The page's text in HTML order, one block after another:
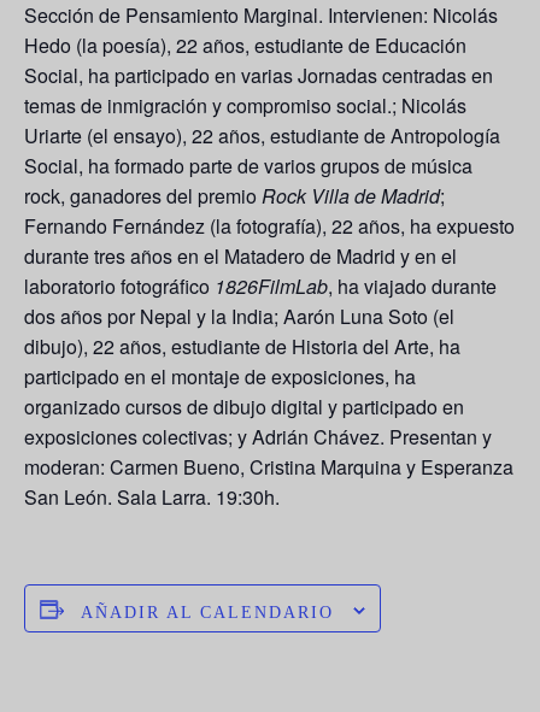
Sección de Pensamiento Marginal. Intervienen: Nicolás
Hedo (la poesía), 22 años, estudiante de Educación
Social, ha participado en varias Jornadas centradas en
temas de inmigración y compromiso social.; Nicolás
Uriarte (el ensayo), 22 años, estudiante de Antropología
Social, ha formado parte de varios grupos de música
rock, ganadores del premio Rock Villa de Madrid;
Fernando Fernández (la fotografía), 22 años, ha expuesto
durante tres años en el Matadero de Madrid y en el
laboratorio fotográfico 1826FilmLab, ha viajado durante
dos años por Nepal y la India; Aarón Luna Soto (el
dibujo), 22 años, estudiante de Historia del Arte, ha
participado en el montaje de exposiciones, ha
organizado cursos de dibujo digital y participado en
exposiciones colectivas; yAdrián Chávez. Presentan y
moderan: Carmen Bueno, Cristina Marquina y Esperanza
San León. Sala Larra. 19:30h.
AÑADIR AL CALENDARIO